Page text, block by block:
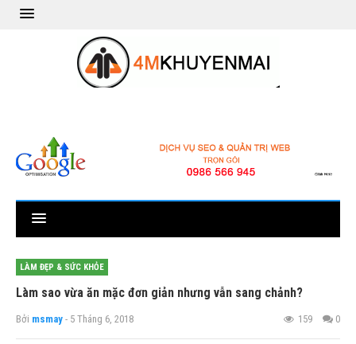
LÀM ĐẸP & SỨC KHỎE
Làm sao vừa ăn mặc đơn giản nhưng vẫn sang chảnh?
Bởi msmay - 5 Tháng 6, 2018 159 0